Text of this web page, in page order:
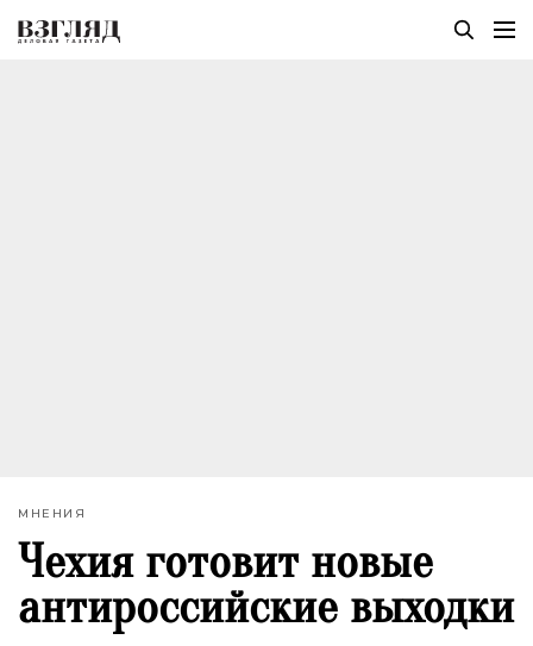
МНЕНИЯ
Чехия готовит новые
антироссийские выходки